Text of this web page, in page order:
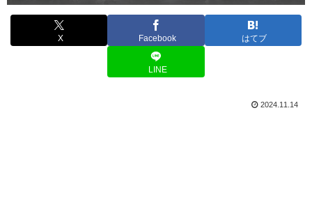
X Facebook はてブ
LINE
2024.11.14